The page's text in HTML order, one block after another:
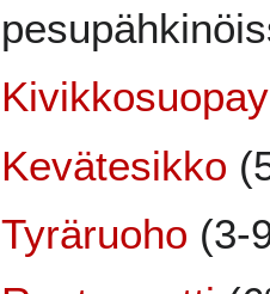
Kevätesikko
Tyräruoho (3-